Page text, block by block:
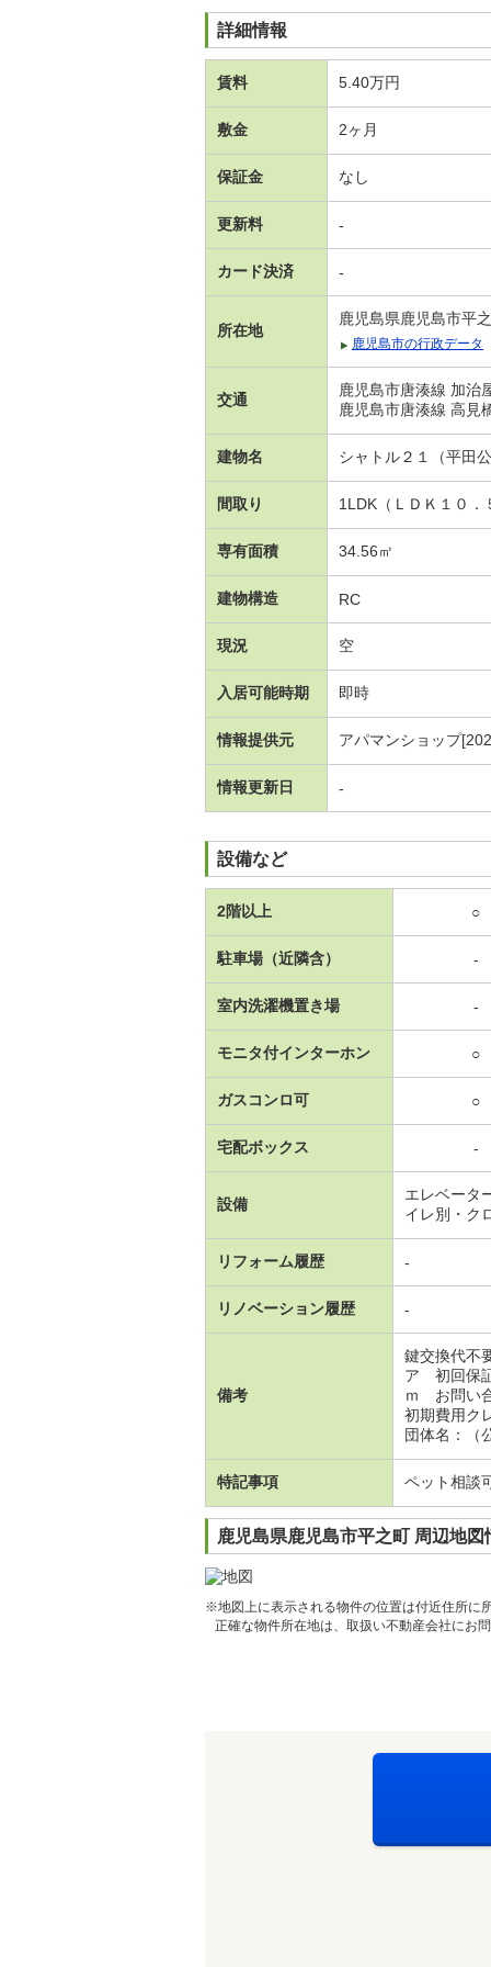
詳細情報
賃料 5.40万円
敷金 2ヶ月
保証金 なし
更新料 -
カード決済 -
所在地
鹿児島県鹿児島市平
鹿児島市の行政データ
交通
鹿児島市唐湊線 加治
鹿児島市唐湊線 高見
建物名 シャトル２１（平田
間取り 1LDK（ＬＤＫ１０
専有面積 34.56㎡
建物構造 RC
現況 空
入居可能時期 即時
情報提供元 アパマンショップ
情報更新日 -
設備など
2階以上 ○
駐車場（近隣含） -
室内洗濯機置き場 -
モニタ付インターホン ○
ガスコンロ可 ○
宅配ボックス -
設備
エレベータ
イレ別・ク
リフォーム履歴 -
リノベーション履歴 -
備考
鍵交換代不
ア 初回保
ｍ お問い
初期費用ク
団体名：（
特記事項 ペット相談
鹿児島県鹿児島市平之町 周辺地図
※地図上に表示される物件の位置は付近住所に
正確な物件所在地は、取扱い不動産会社にお